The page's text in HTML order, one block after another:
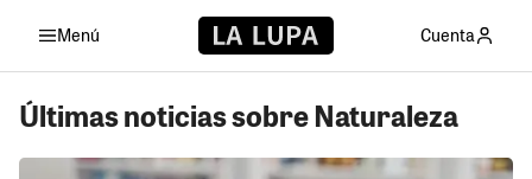
Menú Cuenta
Últimas noticias sobre Naturaleza